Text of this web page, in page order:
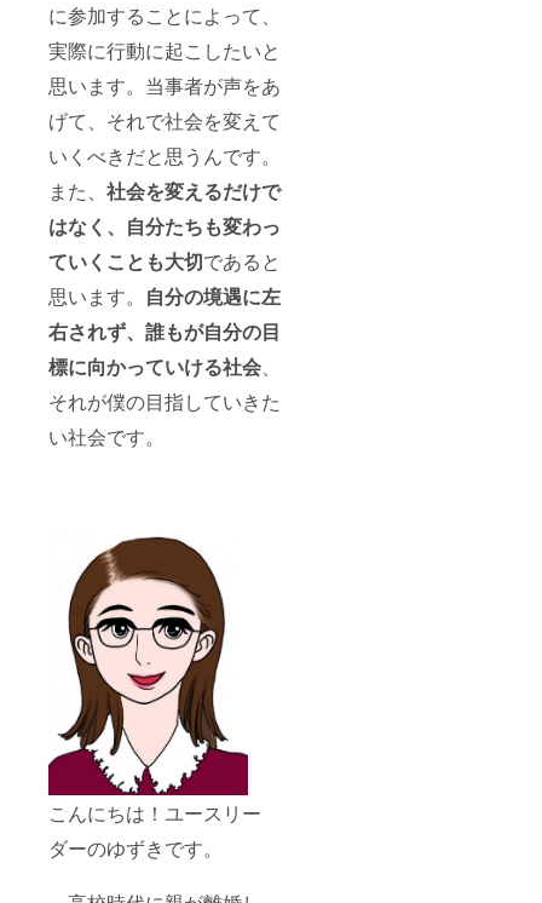
に参加することによって、
実際に行動に起こしたいと
思います。当事者が声をあ
げて、それで社会を変えて
いくべきだと思うんです。
また、 社会を変えるだけで
はなく、自分たちも変わっ
ていくことも大切であると
思います。 自分の境遇に左
右されず、誰もが自分の目
標に向かっていける社会、
それが僕の目指していきた
い社会です。
こんにちは！ユースリー
ダーのゆずきです。